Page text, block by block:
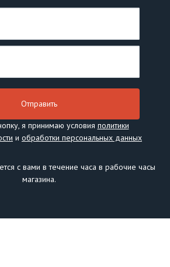
я принимаю условия политики
и обработки персональных данных
с вами в течение часа в рабочие часы
магазина.